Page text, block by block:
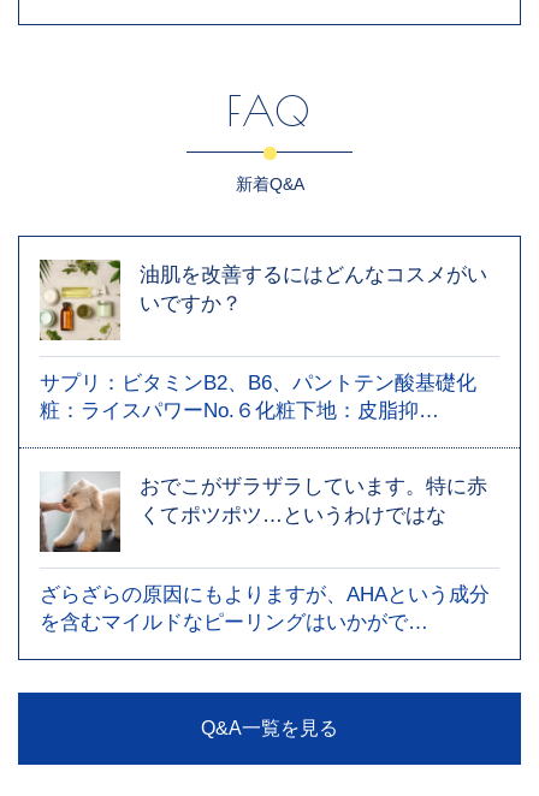
FAQ
新着Q&A
油肌を改善するにはどんなコスメがい
いですか？
サプリ：ビタミンB2、B6、パントテン酸基礎化
粧：ライスパワーNo.６化粧下地：皮脂抑…
おでこがザラザラしています。特に赤
くてポツポツ…というわけではな
ざらざらの原因にもよりますが、AHAという成分
を含むマイルドなピーリングはいかがで…
Q&A一覧を見る